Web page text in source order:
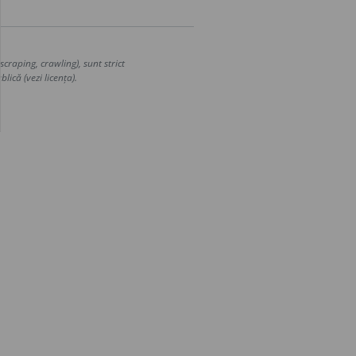
crawling), sunt strict
(vezi licența).